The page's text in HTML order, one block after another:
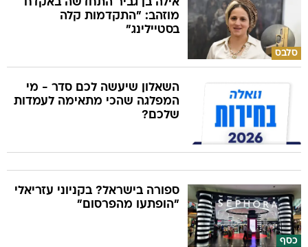
סלבס
מוזהב: "התקדמות קלה
בסטיילינג"
השאלון שיעשה לכם סדר - מי
המפלגה שהכי מתאימה לעמדות
שלכם?
כסף
ספורה בישראל? בקניוני עזריאלי
"הופתעו מהפרסום"